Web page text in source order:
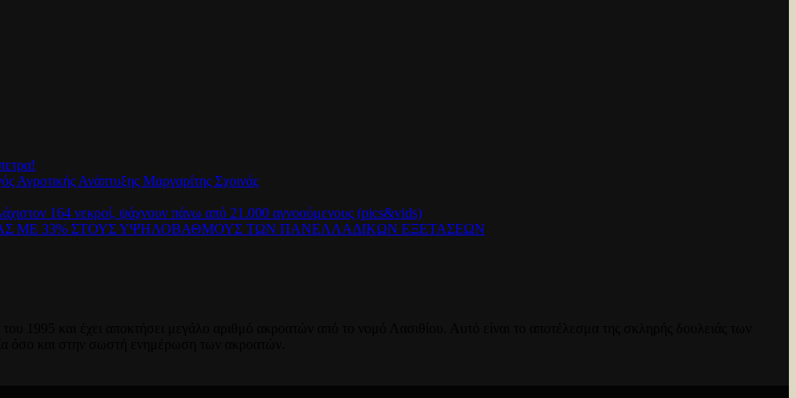
Αγροτικής Ανάπτυξης Μαργαρίτης Σχοινάς
164 νεκροί, ψάχνουν πάνω από 21.000 αγνοούμενους (pics&vids)
ΜΕ 33% ΣΤΟΥΣ ΥΨΗΛΟΒΑΘΜΟΥΣ ΤΩΝ ΠΑΝΕΛΛΑΔΙΚΩΝ ΕΞΕΤΑΣΕΩΝ